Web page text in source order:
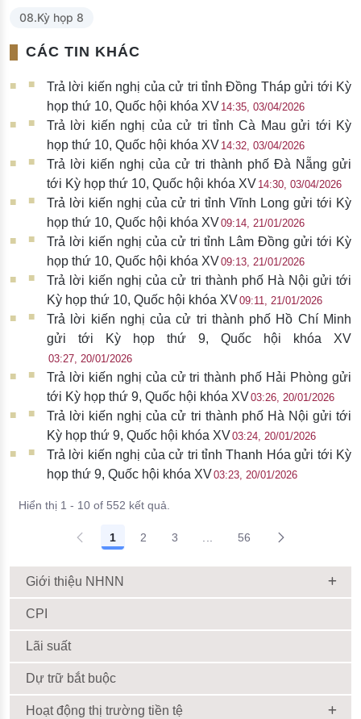
08.Kỳ họp 8
CÁC TIN KHÁC
Trả lời kiến nghị của cử tri tỉnh Đồng Tháp gửi tới Kỳ
họp thứ 10, Quốc hội khóa XV 14:35, 03/04/2026
Trả lời kiến nghị của cử tri tỉnh Cà Mau gửi tới Kỳ
họp thứ 10, Quốc hội khóa XV 14:32, 03/04/2026
Trả lời kiến nghị của cử tri thành phố Đà Nẵng gửi
tới Kỳ họp thứ 10, Quốc hội khóa XV 14:30, 03/04/2026
Trả lời kiến nghị của cử tri tỉnh Vĩnh Long gửi tới Kỳ
họp thứ 10, Quốc hội khóa XV09:14, 21/01/2026
Trả lời kiến nghị của cử tri tỉnh Lâm Đồng gửi tới Kỳ
họp thứ 10, Quốc hội khóa XV09:13, 21/01/2026
Trả lời kiến nghị của cử tri thành phố Hà Nội gửi tới
Kỳ họp thứ 10, Quốc hội khóa XV09:11, 21/01/2026
Trả lời kiến nghị của cử tri thành phố Hồ Chí Minh
gửi tới Kỳ họp thứ 9, Quốc hội khóa XV
03:27, 20/01/2026
Trả lời kiến nghị của cử tri thành phố Hải Phòng gửi
tới Kỳ họp thứ 9, Quốc hội khóa XV03:26, 20/01/2026
Trả lời kiến nghị của cử tri thành phố Hà Nội gửi tới
Kỳ họp thứ 9, Quốc hội khóa XV03:24, 20/01/2026
Trả lời kiến nghị của cử tri tỉnh Thanh Hóa gửi tới Kỳ
họp thứ 9, Quốc hội khóa XV03:23, 20/01/2026
Hiển thị 1 - 10 of 552 kết quả.
1 2 3 56
Giới thiệu NHNN
CPI
Lãi suất
Dự trữ bắt buộc
Hoạt động thị trường tiền tệ